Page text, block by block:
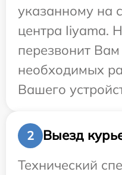
указанному на
центра Iiyama.
перезвонит
необходимых
Вашего
2
Выезд
Технический